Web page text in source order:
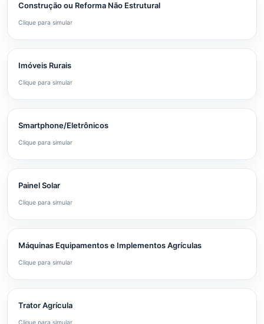
Construção ou Reforma Não Estrutural
Clique para simular
Imóveis Rurais
Clique para simular
Smartphone/Eletrônicos
Clique para simular
Painel Solar
Clique para simular
Máquinas Equipamentos e Implementos Agrículas
Clique para simular
Trator Agrícula